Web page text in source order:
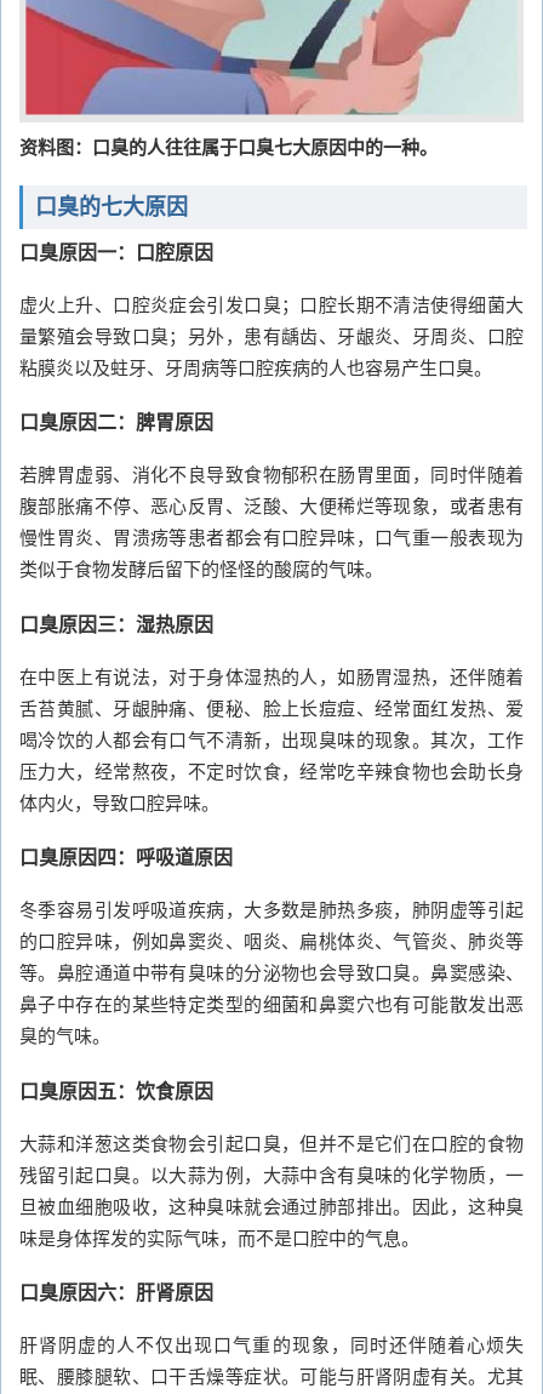
资料图：口臭的人往往属于口臭七大原因中的一种。
口臭的七大原因
口臭原因一：口腔原因
虚火上升、口腔炎症会引发口臭；口腔长期不清洁使得细菌大
量繁殖会导致口臭；另外，患有龋齿、牙龈炎、牙周炎、口腔
粘膜炎以及蛀牙、牙周病等口腔疾病的人也容易产生口臭。
口臭原因二：脾胃原因
若脾胃虚弱、消化不良导致食物郁积在肠胃里面，同时伴随着
腹部胀痛不停、恶心反胃、泛酸、大便稀烂等现象，或者患有
慢性胃炎、胃溃疡等患者都会有口腔异味，口气重一般表现为
类似于食物发酵后留下的怪怪的酸腐的气味。
口臭原因三：湿热原因
在中医上有说法，对于身体湿热的人，如肠胃湿热，还伴随着
舌苔黄腻、牙龈肿痛、便秘、脸上长痘痘、经常面红发热、爱
喝冷饮的人都会有口气不清新，出现臭味的现象。其次，工作
压力大，经常熬夜，不定时饮食，经常吃辛辣食物也会助长身
体内火，导致口腔异味。
口臭原因四：呼吸道原因
冬季容易引发呼吸道疾病，大多数是肺热多痰，肺阴虚等引起
的口腔异味，例如鼻窦炎、咽炎、扁桃体炎、气管炎、肺炎等
等。鼻腔通道中带有臭味的分泌物也会导致口臭。鼻窦感染、
鼻子中存在的某些特定类型的细菌和鼻窦穴也有可能散发出恶
臭的气味。
口臭原因五：饮食原因
大蒜和洋葱这类食物会引起口臭，但并不是它们在口腔的食物
残留引起口臭。以大蒜为例，大蒜中含有臭味的化学物质，一
旦被血细胞吸收，这种臭味就会通过肺部排出。因此，这种臭
味是身体挥发的实际气味，而不是口腔中的气息。
口臭原因六：肝肾原因
肝肾阴虚的人不仅出现口气重的现象，同时还伴随着心烦失
眠、腰膝腿软、口干舌燥等症状。可能与肝肾阴虚有关。尤其